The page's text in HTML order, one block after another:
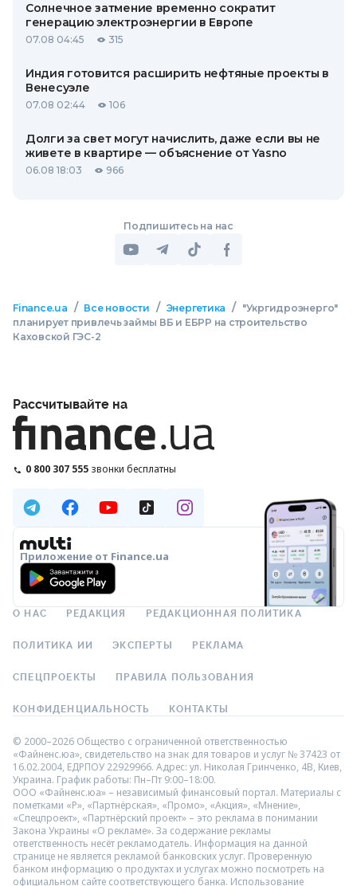
Солнечное затмение временно сократит
генерацию электроэнергии в Европе
07.08 04:45 315
Индия готовится расширить нефтяные проекты в
Венесуэле
07.08 02:44 106
Долги за свет могут начислить, даже если вы не
живете в квартире — объяснение от Yasno
06.08 18:03 966
Подпишитесь на нас
Finance.ua / Все новости / Энергетика /
"Укргидроэнерго"
планирует привлечь займы ВБ и ЕБРР на строительство
Каховской ГЭС-2
Рассчитывайте на
0 800 307 555 звонки бесплатны
Приложение от Finance.ua
О НАС РЕДАКЦИЯ РЕДАКЦИОННАЯ ПОЛИТИКА
ПОЛИТИКА ИИ ЭКСПЕРТЫ РЕКЛАМА
СПЕЦПРОЕКТЫ ПРАВИЛА ПОЛЬЗОВАНИЯ
КОНФИДЕНЦИАЛЬНОСТЬ КОНТАКТЫ
© 2000–2026 Общество с ограниченной ответственностью
«Файненс.юа», свидетельство на знак для товаров и услуг № 37423 от
16.02.2004, ЕДРПОУ 22929966. Адрес: ул. Николая Гринченко, 4В, Киев,
Украина. График работы: Пн–Пт 9:00–18:00.
ООО «Файненс.юа» – независимый финансовый портал. Материалы с
пометками «Р», «Партнёрская», «Промо», «Акция», «Мнение»,
«Спецпроект», «Партнёрский проект» – это реклама в понимании
Закона Украины «О рекламе». За содержание рекламы
ответственность несёт рекламодатель. Информация на данной
странице не является рекламой банковских услуг. Проверенную
банком информацию о продуктах и услугах можно посмотреть на
официальном сайте соответствующего банка. Использование